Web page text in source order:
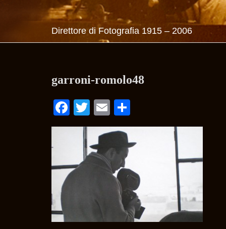
Direttore di Fotografia 1915 – 2006
garroni-romolo48
Facebook
Twitter
Email